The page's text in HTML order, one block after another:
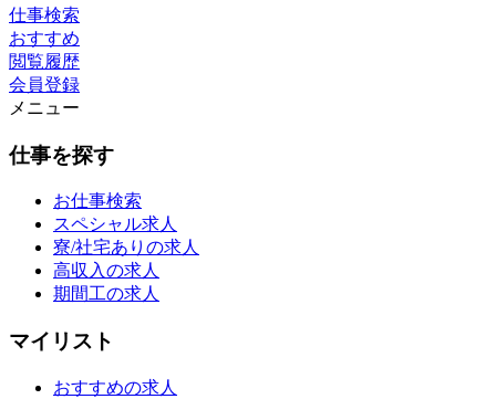
仕事検索
おすすめ
閲覧履歴
会員登録
メニュー
仕事を探す
お仕事検索
スペシャル求人
寮/社宅ありの求人
高収入の求人
期間工の求人
マイリスト
おすすめの求人